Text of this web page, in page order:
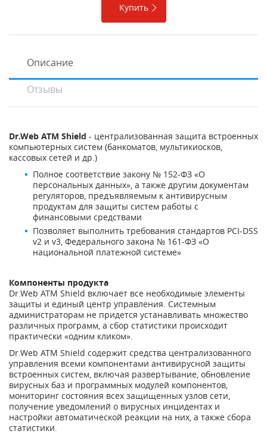
Купить
Описание
Отзывы
Dr.Web ATM Shield - централизованная защита встроенных
компьютерных систем (банкоматов, мультикиосков,
кассовых сетей и др.)
Полное соответствие закону № 152-ФЗ «О
персональных данных», а также другим документам
регуляторов, предъявляемым к антивирусным
продуктам для защиты систем работы с
финансовыми средствами
Позволяет выполнить требования стандартов PCI-DSS
v2 и v3, Федерального закона № 161-ФЗ «О
национальной платежной системе»
Компоненты продукта
Dr.Web ATM Shield включает все необходимые элементы
защиты и единый центр управления. Системным
администраторам не придется устанавливать множество
различных программ, а сбор статистики происходит
практически «одним кликом».
Dr.Web ATM Shield содержит средства централизованного
управления всеми компонентами антивирусной защиты
встроенных систем, включая развертывание, обновление
вирусных баз и программных модулей компонентов,
мониторинг состояния всех защищенных узлов сети,
получение уведомлений о вирусных инцидентах и
настройки автоматической реакции на них, а также сбора
статистики.